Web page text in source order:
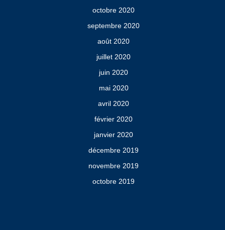
octobre 2020
septembre 2020
août 2020
juillet 2020
juin 2020
mai 2020
avril 2020
février 2020
janvier 2020
décembre 2019
novembre 2019
octobre 2019